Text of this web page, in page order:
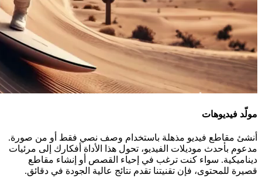
مولّد فيديوهات
أنشئ مقاطع فيديو مذهلة باستخدام وصف نصي فقط أو من صورة.
مدعوم بأحدث موديلات الفيديو، تحول هذا الأداة أفكارك إلى مرئيات
ديناميكية. سواء كنت ترغب في إحياء القصص أو إنشاء مقاطع
قصيرة للمحتوى، فإن تقنيتنا تقدم نتائج عالية الجودة في دقائق.